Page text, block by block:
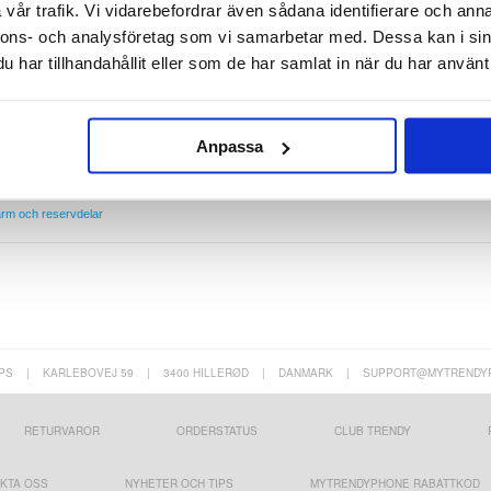
trafik. Vi vidarebefordrar även sådana identifierare och
och analysföretag som vi samarbetar med. Dessa kan i
har tillhandahållit eller som de har samlat in när du har använt
Anpassa
är det skadat? Köp en original-ersättning för din Samsung Galaxy S24 här!
vi göra det åt dig. Våra duktiga tekniker har reparerat tusentals telefoner och, med detta i
perfekt igen. Vi utför reparationer i vår egen verkstad, d.v.s. vi skickar inte din telefon
den snabbaste och billigaste tjänsten på marknaden.
och reservdelar
| KARLEBOVEJ 59 | 3400 HILLERØD | DANMARK |
RETURVAROR ORDERSTATUS CLUB TRENDY
OSS NYHETER OCH TIPS MYTRENDYPHONE RABATTKOD